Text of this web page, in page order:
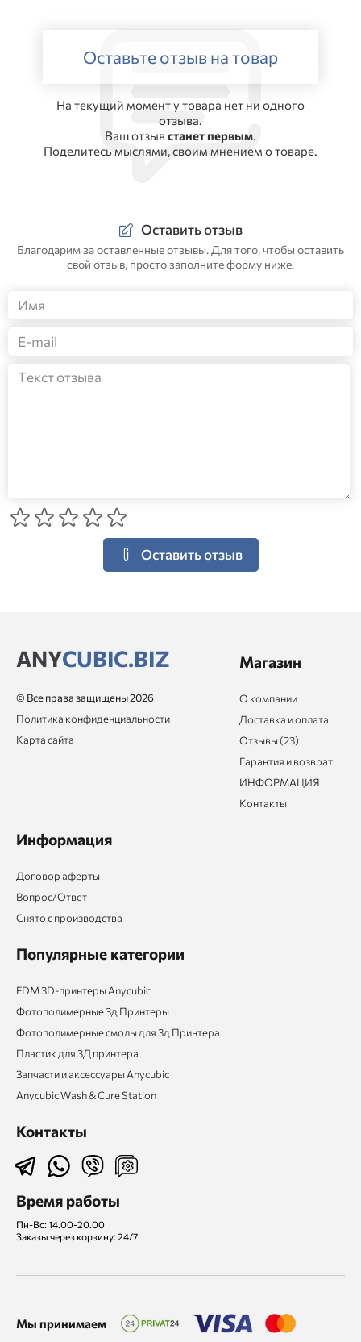
Оставьте отзыв на товар
На текущий момент у товара нет ни одного
отзыва.
Ваш отзывстанет первым.
Поделитесь мыслями, своим мнением о товаре.
Оставить отзыв
Благодарим за оставленные отзывы. Для того, чтобы оставить
свой отзыв, просто заполните форму ниже.
Оставить отзыв
ANYCUBIC.BIZ
© Все права защищены 2026
Политика конфиденциальности
Карта сайта
Магазин
О компании
Доставка и оплата
Отзывы (23)
Гарантия и возврат
ИНФОРМАЦИЯ
Контакты
Информация
Договор аферты
Вопрос/Ответ
Снято с производства
Популярные категории
FDM 3D-принтеры Anycubic
Фотополимерные 3д Принтеры
Фотополимерные смолы для 3д Принтера
Пластик для 3Д принтера
Запчасти и аксессуары Anycubic
Anycubic Wash & Cure Station
Контакты
Время работы
Пн-Вс: 14.00-20.00
Заказы через корзину: 24/7
Мы принимаем